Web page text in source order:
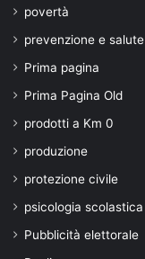
povertà
prevenzione e salute
Prima pagina
Prima Pagina Old
prodotti a Km 0
produzione
protezione civile
psicologia scolastica
Pubblicità elettorale